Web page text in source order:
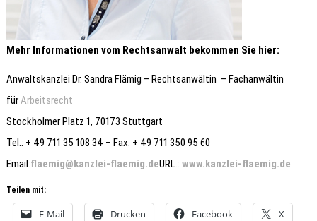
Mehr Informationen vom Rechtsanwalt bekommen Sie hier:
Anwaltskanzlei Dr. Sandra Flämig – Rechtsanwältin – Fachanwältin
fürArbeitsrecht
Stockholmer Platz 1, 70173 Stuttgart
Tel.: + 49 711 35 108 34 – Fax: + 49 711 350 95 60
Email:flaemig@kanzlei-flaemig.deURL.:www.kanzlei-flaemig.de
Teilen mit:
E-Mail Drucken Facebook X